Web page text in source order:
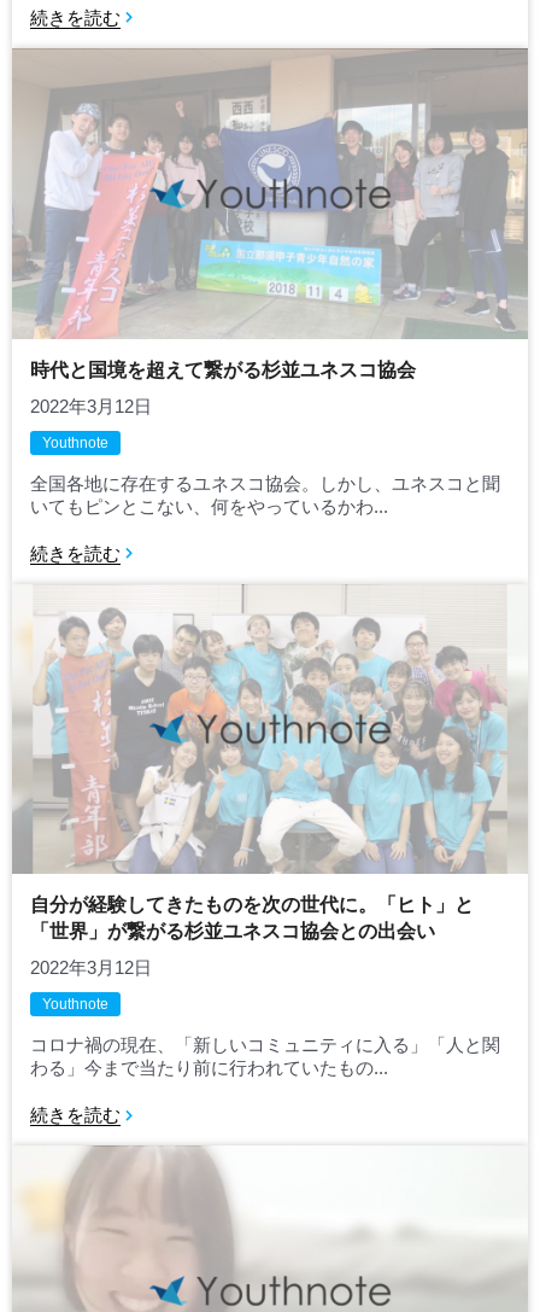
続きを読む
時代と国境を超えて繋がる杉並ユネスコ協会
2022年3月12日
Youthnote
全国各地に存在するユネスコ協会。しかし、ユネスコと聞
いてもピンとこない、何をやっているかわ...
続きを読む
自分が経験してきたものを次の世代に。「ヒト」と
「世界」が繋がる杉並ユネスコ協会との出会い
2022年3月12日
Youthnote
コロナ禍の現在、「新しいコミュニティに入る」「人と関
わる」今まで当たり前に行われていたもの...
続きを読む